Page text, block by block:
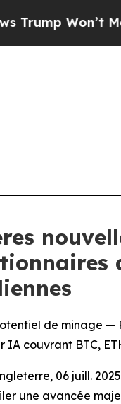
Crime
de minage —
IA couvrant BTC,
06 juill.
une avancée